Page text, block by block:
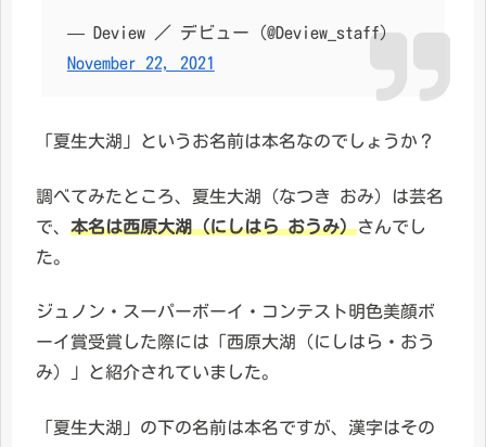
— Deview ／ デビュー (@Deview_staff)
November 22, 2021
「夏生大湖」というお名前は本名なのでしょうか？
調べてみたところ、夏生大湖（なつき おみ）は芸名
で、 本名は西原大湖（にしはら おうみ）さんでし
た。
ジュノン・スーパーボーイ・コンテスト明色美顔ボ
ーイ賞受賞した際には「西原大湖（にしはら・おう
み）」と紹介されていました。
「夏生大湖」の下の名前は本名ですが、漢字はその